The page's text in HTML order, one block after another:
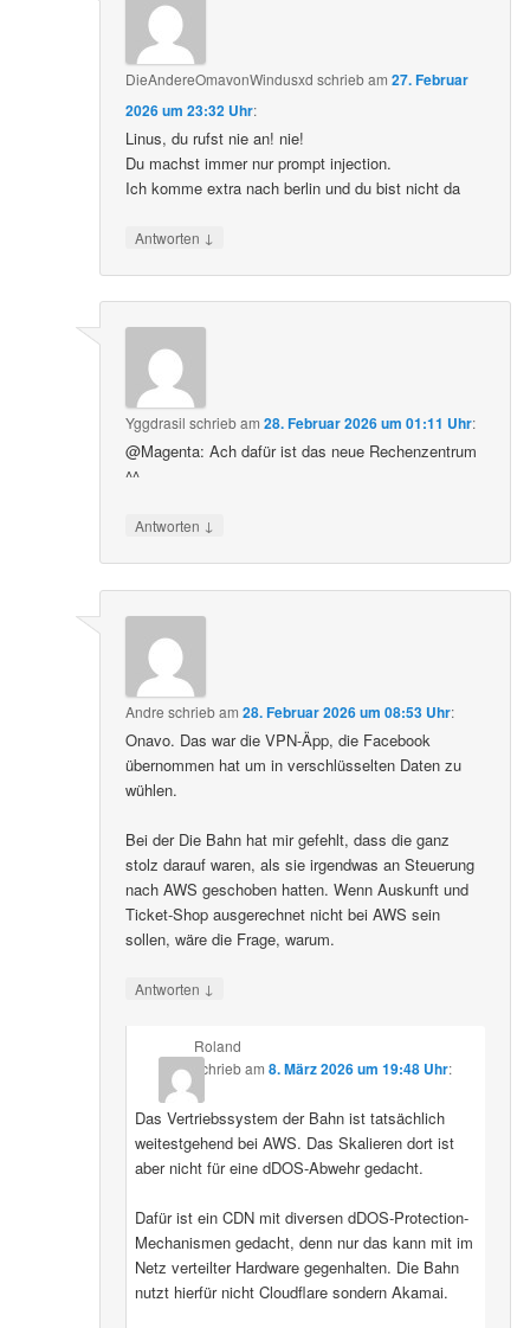
DieAndereOmavonWindusxd schriebam27. Februar
2026 um 23:32 Uhr:
Linus, du rufst nie an! nie!
Du machst immer nur prompt injection.
Ich komme extra nach berlin und du bist nicht da
Antworten ↓
Yggdrasil schriebam28. Februar 2026 um 01:11 Uhr:
@Magenta: Ach dafür ist das neue Rechenzentrum
^^
Antworten ↓
Andre schriebam28. Februar 2026 um 08:53 Uhr:
Onavo. Das war die VPN-Äpp, die Facebook
übernommen hat um in verschlüsselten Daten zu
wühlen.
Bei der Die Bahn hat mir gefehlt, dass die ganz
stolz darauf waren, als sie irgendwas an Steuerung
nach AWS geschoben hatten. Wenn Auskunft und
Ticket-Shop ausgerechnet nicht bei AWS sein
sollen, wäre die Frage, warum.
Antworten ↓
Roland
schriebam 8. März 2026 um 19:48 Uhr:
Das Vertriebssystem der Bahn ist tatsächlich
weitestgehend bei AWS. Das Skalieren dort ist
aber nicht für eine dDOS-Abwehr gedacht.
Dafür ist ein CDN mit diversen dDOS-Protection-
Mechanismen gedacht, denn nur das kann mit im
Netz verteilter Hardware gegenhalten. Die Bahn
nutzt hierfür nicht Cloudflare sondern Akamai.